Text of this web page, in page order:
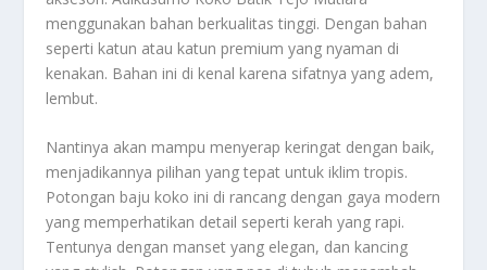
menggunakan bahan berkualitas tinggi. Dengan bahan
seperti katun atau katun premium yang nyaman di
kenakan. Bahan ini di kenal karena sifatnya yang adem,
lembut.
Nantinya akan mampu menyerap keringat dengan baik,
menjadikannya pilihan yang tepat untuk iklim tropis.
Potongan baju koko ini di rancang dengan gaya modern
yang memperhatikan detail seperti kerah yang rapi.
Tentunya dengan manset yang elegan, dan kancing